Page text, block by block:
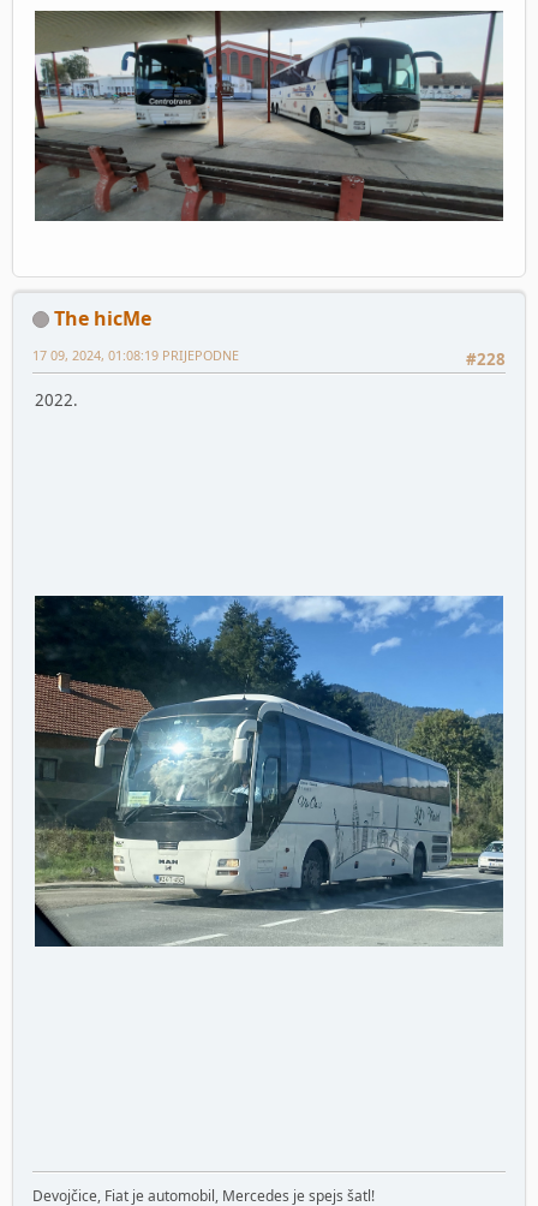
The hicMe
#228
17 09, 2024, 01:08:19 PRIJEPODNE
2022.
Devojčice, Fiat je automobil, Mercedes je spejs šatl!